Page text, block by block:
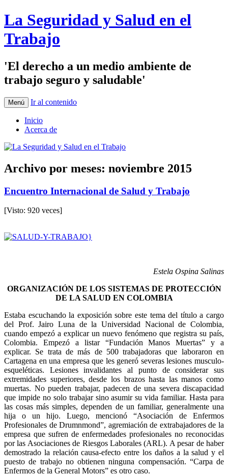
La Seguridad y Salud en el
Trabajo
'El derecho a un medio ambiente de
trabajo seguro y saludable'
Menú Ir al contenido
Inicio
Acerca de
Archivo por meses: noviembre 2015
Encuentro Internacional de Salud y Trabajo
[Visto: 920 veces]
Estela Ospina Salinas
ORGANIZACIÓN DE LOS SISTEMAS DE PROTECCIÓN
DE LA SALUD EN COLOMBIA
Estaba escuchando la exposición sobre este tema del título a cargo
del Prof. Jairo Luna de la Universidad Nacional de Colombia,
cuando empezó a explicar un nuevo fenómeno que registra su país,
Colombia. Empezó a listar “Fundación Manos Muertas” y a
explicar. Se trata de más de 500 trabajadoras que laboraron en
Cartagena en una empresa que les generó severas lesiones musculo-
esqueléticas. Lesiones invalidantes al punto de considerar sus
extremidades superiores, desde los brazos hasta las manos como
muertas. No pueden trabajar, padecen de una severa discapacidad
que impide no solo trabajar sino asumir su vida familiar. Hasta para
las cosas más simples, dependen de un familiar, generalmente una
hija o un hijo. Luego, mencionó “Asociación de Enfermos
Profesionales de Drumnmond”, agremiación de extrabajadores de la
empresa que sufren de enfermedades profesionales no reconocidas
por las Asociaciones de Riesgos Laborales (ARL). A pesar de haber
demostrado la relación causa-efecto entre los daños a la salud y el
puesto de trabajo no obtienen ninguna compensación. “Carpa de
Enfermos de la General Motors” es otro caso.